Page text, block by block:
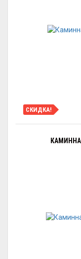
СКИДКА!